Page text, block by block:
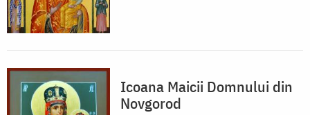
Icoana Maicii Domnului din
Novgorod